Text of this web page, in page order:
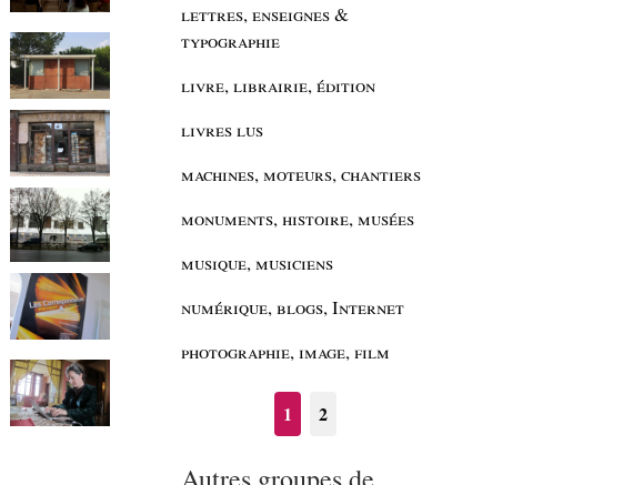
lettres, enseignes &
typographie
livre, librairie, édition
livres lus
machines, moteurs, chantiers
monuments, histoire, musées
musique, musiciens
numérique, blogs, Internet
photographie, image, film
1 2